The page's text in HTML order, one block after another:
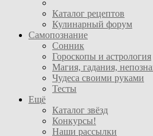
Каталог рецептов
Кулинарный форум
Самопознание
Сонник
Гороскопы и астрология
Магия, гадания,
Чудеса своими руками
Тесты
Ещё
Каталог звёзд
Конкурсы!
Наши рассылки